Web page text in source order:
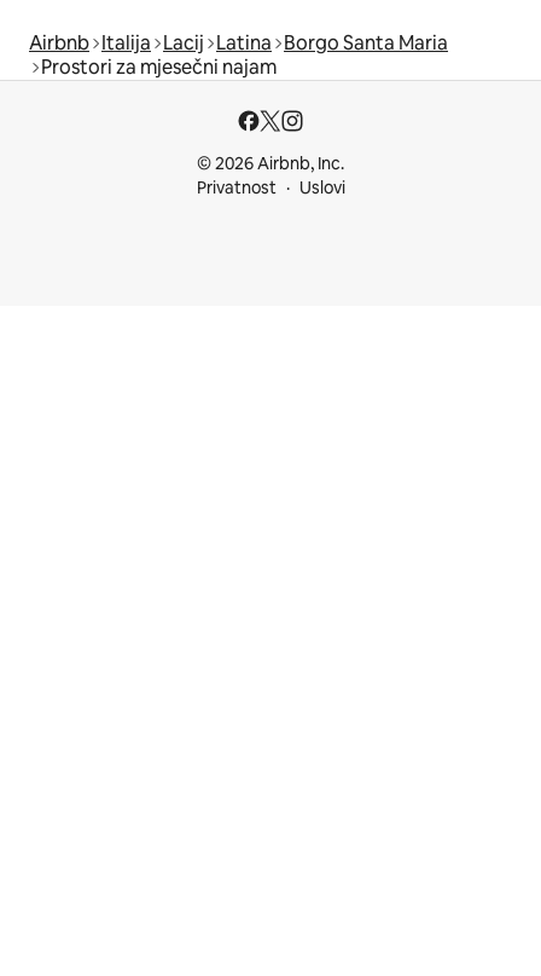
Airbnb Italija Lacij Latina Borgo Santa Maria
Prostori za mjesečni najam
© 2026 Airbnb, Inc.
Privatnost
Uslovi